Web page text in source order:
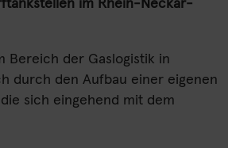
im Rhein-Neckar-
Bereich der Gaslogistik in
durch den Aufbau einer eigenen
sich eingehend mit dem